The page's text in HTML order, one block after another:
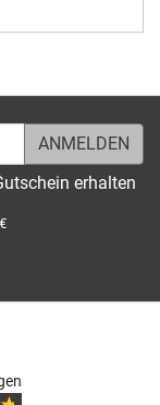
erhalten